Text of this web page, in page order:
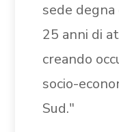
sede
25 anni di
creando
socio-
Sud."